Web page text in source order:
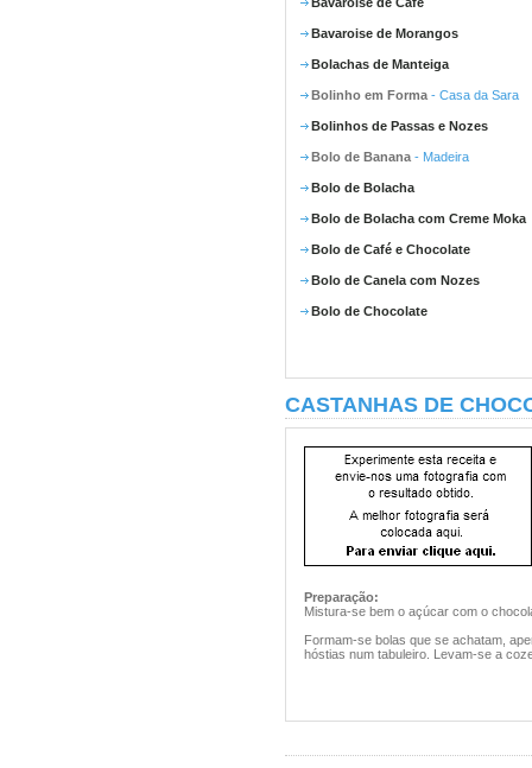
Bavaroise de Morangos
Bolachas de Manteiga
Bolinho em Forma - Casa da Sara
Bolinhos de Passas e Nozes
Bolo de Banana - Madeira
Bolo de Bolacha
Bolo de Bolacha com Creme Moka
Bolo de Café e Chocolate
Bolo de Canela com Nozes
Bolo de Chocolate
CASTANHAS DE
Preparação:
Mistura-se bem o açúcar com o
Formam-se bolas que se achatam,
hóstias num tabuleiro. Levam-se a